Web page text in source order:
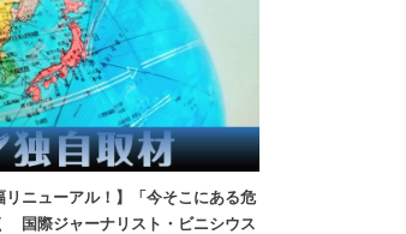
リニューアル！】「今そこにある危
国際ジャーナリスト・ビニシウス